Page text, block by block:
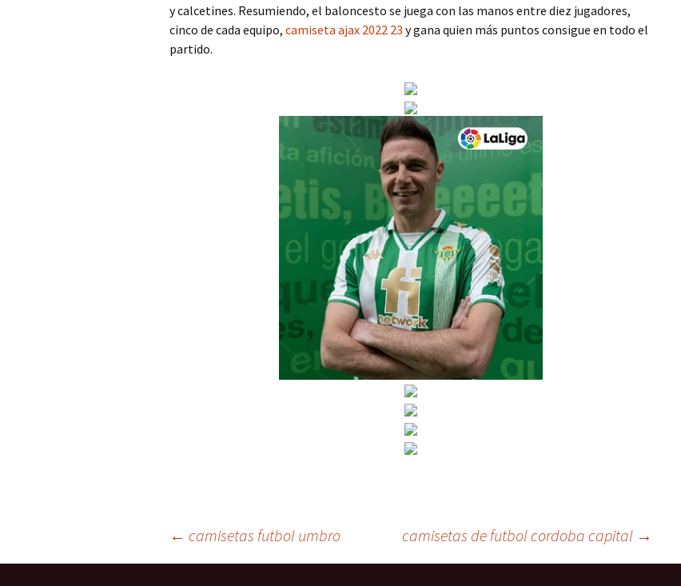
y calcetines. Resumiendo, el baloncesto se juega con las manos entre diez jugadores,
cinco de cada equipo, camiseta ajax 2022 23 y gana quien más puntos consigue en todo el
partido.
Navegación
← camisetas futbol umbro camisetas de futbol cordoba capital →